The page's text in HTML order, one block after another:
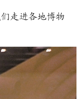
走进各地博物